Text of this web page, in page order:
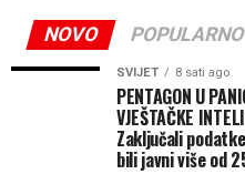
NOVO POPULARNO
SVIJET 8 sati ago
PENTAGON U
VJEŠTAČKE
Zaključali
bili javni više od